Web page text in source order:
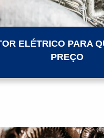
ELÉTRICO PARA
PREÇO